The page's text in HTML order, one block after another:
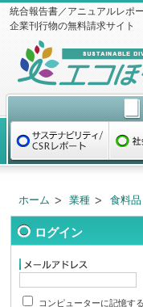
統合報告書／アニュアルレポ
企業刊行物の無料請求サイト
ホーム 業種 食料品
ログイン
コンピューターに記憶する